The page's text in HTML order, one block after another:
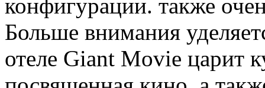
конфигурации. также
Больше внимания
отеле Giant Movie царит